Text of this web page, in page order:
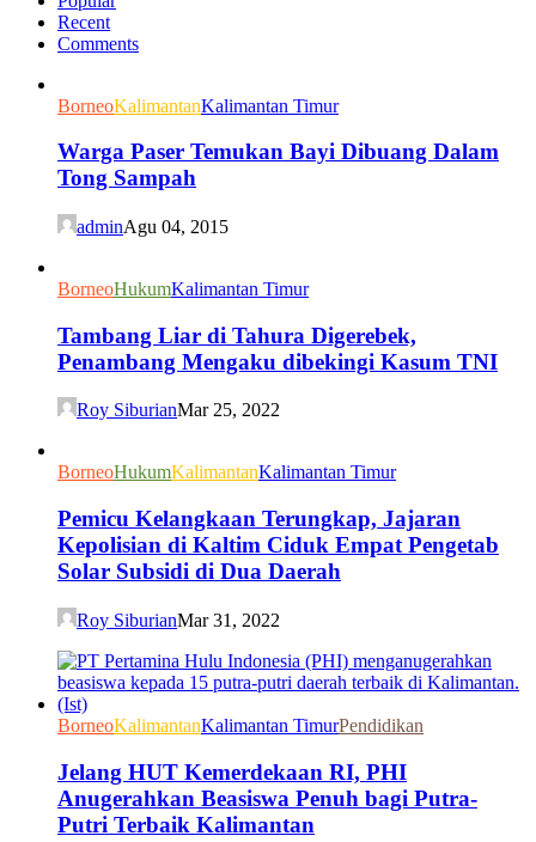
Recent
Comments
BorneoKalimantanKalimantan Timur
Warga Paser Temukan Bayi Dibuang Dalam
Tong Sampah
adminAgu 04, 2015
BorneoHukumKalimantan Timur
Tambang Liar di Tahura Digerebek,
Penambang Mengaku dibekingi Kasum TNI
Roy SiburianMar 25, 2022
BorneoHukumKalimantanKalimantan Timur
Pemicu Kelangkaan Terungkap, Jajaran
Kepolisian di Kaltim Ciduk Empat Pengetab
Solar Subsidi di Dua Daerah
Roy SiburianMar 31, 2022
BorneoKalimantanKalimantan TimurPendidikan
Jelang HUT Kemerdekaan RI, PHI
Anugerahkan Beasiswa Penuh bagi Putra-
Putri Terbaik Kalimantan